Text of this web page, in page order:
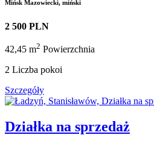
Mińsk Mazowiecki, miński
2 500 PLN
42,45 m2 Powierzchnia
2 Liczba pokoi
Szczegóły
Działka na sprzedaż